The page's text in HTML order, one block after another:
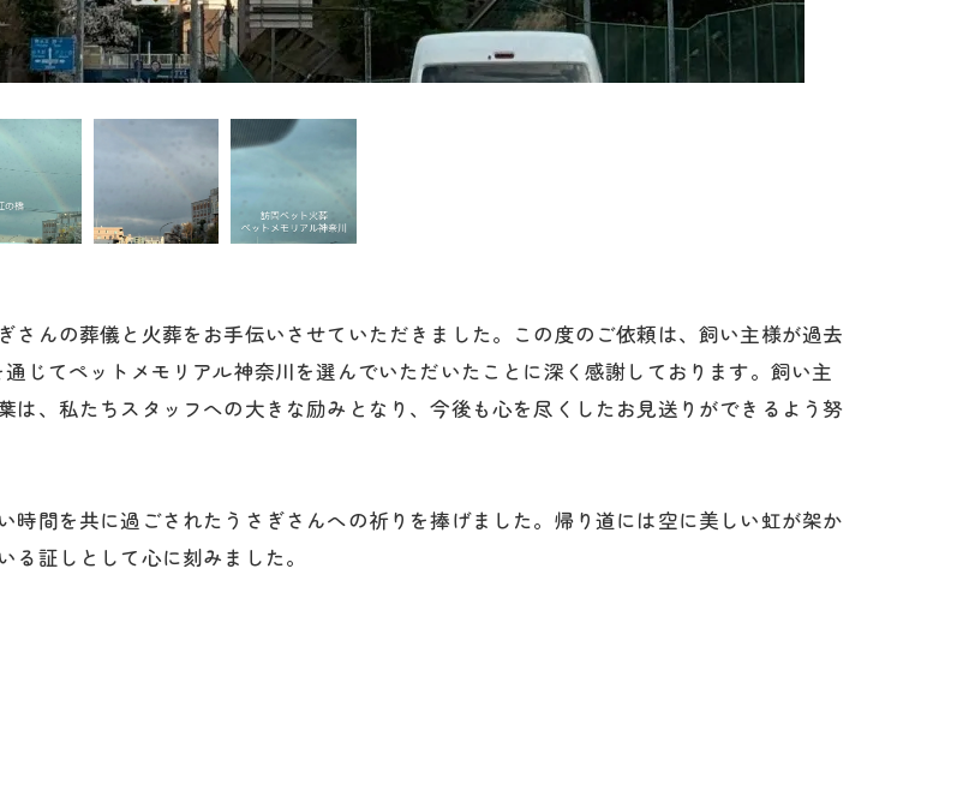
んの葬儀と火葬をお手伝いさせていただきました。この度のご依頼は、飼い主様が過去
じてペットメモリアル神奈川を選んでいただいたことに深く感謝しております。飼い主
、私たちスタッフへの大きな励みとなり、今後も心を尽くしたお見送りができるよう努
間を共に過ごされたうさぎさんへの祈りを捧げました。帰り道には空に美しい虹が架か
証しとして心に刻みました。